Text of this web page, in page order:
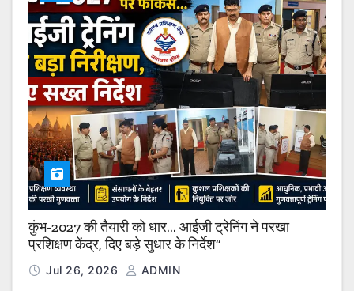
कुंभ-2027 की तैयारी को धार… आईजी ट्रेनिंग ने परखा
प्रशिक्षण केंद्र, दिए बड़े सुधार के निर्देश”
Jul 26, 2026 ADMIN